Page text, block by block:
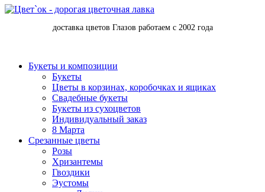
доставка цветов Глазов работаем с 2002 года
Букеты и композиции
Букеты
Цветы в корзинах, коробочках и ящиках
Свадебные букеты
Букеты из сухоцветов
Индивидуальный заказ
8 Марта
Срезанные цветы
Розы
Хризантемы
Гвоздики
Эустомы